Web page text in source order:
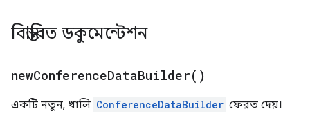
বিস্তারিত ডকুমেন্টেশন
newConferenceDataBuilder( )
একটি নতুন, খালি ConferenceDataBuilder ফেরত দেয়।